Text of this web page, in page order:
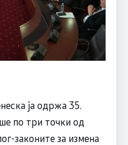
ја одржа 35.
по три точки од
законите за измена